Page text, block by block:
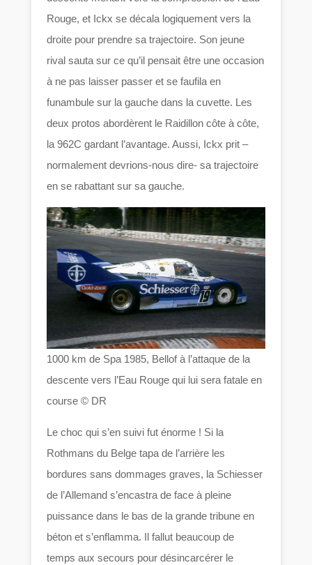
Rouge, et Ickx se décala logiquement vers la
droite pour prendre sa trajectoire. Son jeune
rival sauta sur ce qu’il pensait être une occasion
à ne pas laisser passer et se faufila en
funambule sur la gauche dans la cuvette. Les
deux protos abordèrent le Raidillon côte à côte,
la 962C gardant l’avantage. Aussi, Ickx prit –
normalement devrions-nous dire- sa trajectoire
en se rabattant sur sa gauche.
1000 km de Spa 1985, Bellof à l’attaque de la
descente vers l’Eau Rouge qui lui sera fatale en
course © DR
Le choc qui s’en suivi fut énorme ! Si la
Rothmans du Belge tapa de l’arrière les
bordures sans dommages graves, la Schiesser
de l’Allemand s’encastra de face à pleine
puissance dans le bas de la grande tribune en
béton et s’enflamma. Il fallut beaucoup de
temps aux secours pour désincarcérer le